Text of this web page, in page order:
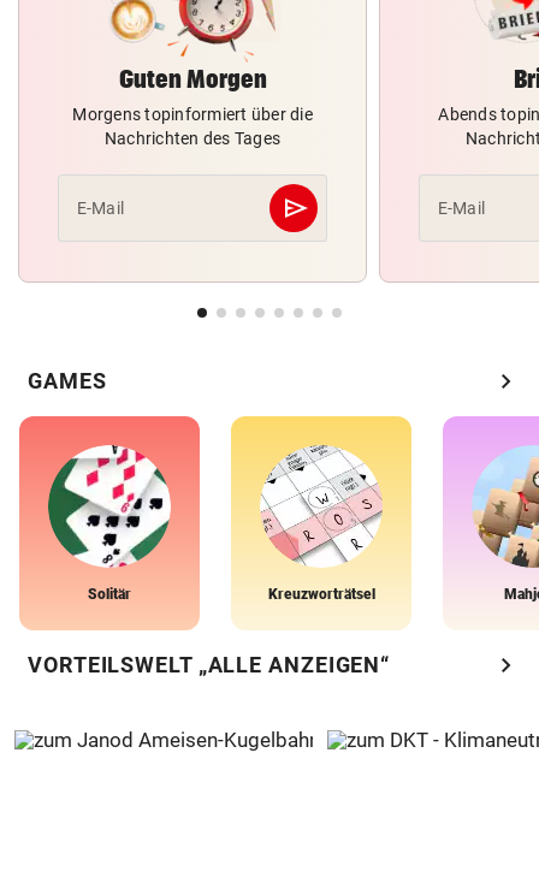
Guten Morgen
Morgens topinformiert über die
Nachrichten des Tages
E-Mail send
Abschicken
Abends
E-Mail
GAMES chevron_right
Solitär Kreuzworträtsel
VORTEILSWELT „ALLE ANZEIGEN“ chevron_right